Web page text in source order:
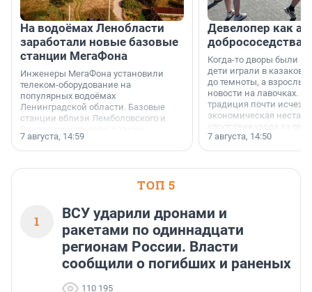
На водоёмах Ленобласти
заработали новые базовые
станции МегаФона
Инженеры МегаФона установили
телеком-оборудование на
популярных водоёмах
Ленинградской области. Базовые
станции вблизи Лемболовского и
недалеко от Большого Тосненского
водопада.
7 августа, 14:59
Девелопер как
добрососедства
Когда-то дворы были
дети играли в казаков-
до темноты, а
новости на лавочках. В
традиция почти
экономическая
отсутствие ухода за
сделали своё дело.
7 августа, 14:50
ТОП 5
1
ВСУ ударили дронами и
ракетами по одиннадцати
регионам России. Власти
сообщили о погибших и раненых
110 195